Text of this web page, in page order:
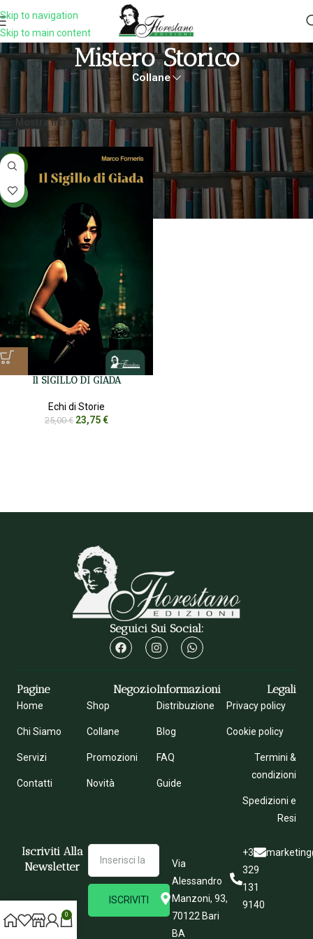
Skip to navigation
Skip to main content
Mistero Storico
Collane
Prodotti taggati “mistero storico” Visualizzazione del risultato
Mostra filtri
-5%
NEW
Il SIGILLO DI GIADA
Echi di Storie
25,00€ 23,75€
Seguici Sui Social:
Pagine
Home
Chi Siamo
Servizi
Contatti
Negozio
Shop
Collane
Promozioni
Novità
Informazioni
Distribuzione
Blog
FAQ
Guide
Legali
Privacy policy
Cookie policy
Termini &
condizioni
Spedizioni e
Resi
Iscriviti Alla
Newsletter
ISCRIVITI
Via
Alessandro
Manzoni, 93,
70122 Bari
BA
+39
329
131
9140
0